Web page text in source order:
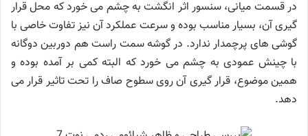
در قسمت میانی، سنسور اثر انگشت به چشم می خورد که محل قرار
گیری آن، بسیار مناسب بوده و سرعت عملکرد آن نیز تفاوت خاصی با
گوشی های پرچمدار ندارد. در گوشه سمت راست هم دوربین دوگانه
با چینش عمودی به چشم می خورد که البته کمی بر آمده بوده و
همین موضوع، قرار گیری آن روی سطوح صاف را تحت تاثیر قرار می
دهد.